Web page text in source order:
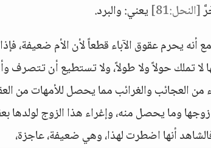
[النحل:81]
يعني: والبرد.
يحرم عقوق الآباء قطعاً لأن الأم ضعيفة، فإذا
لا تملك حولاً ولا طولاً، ولا تستطيع أن تتصرف
العجائب والغرائب مما يحصل للأمهات من
وما يحصل منه، وإغراء هذا الزوج لولدها
أنها اضطرت لهذا، وهي ضعيفة، عاجزة،